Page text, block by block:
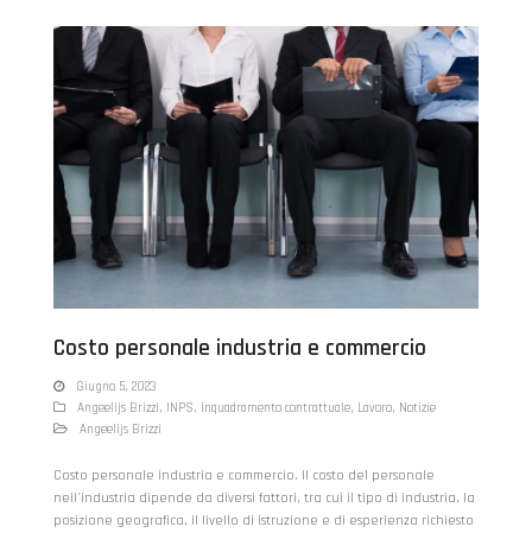
Costo personale industria e commercio
Giugno 5, 2023
Angeelijs Brizzi, INPS, Inquadramento contrattuale, Lavoro, Notizie
Angeelijs Brizzi
Costo personale industria e commercio. Il costo del personale
nell'industria dipende da diversi fattori, tra cui il tipo di industria, la
posizione geografica, il livello di istruzione e di esperienza richiesto